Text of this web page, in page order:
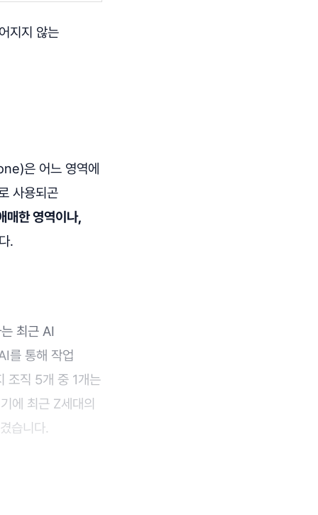
지지 않는
은 어느 영역에
사용되곤
매한 영역이나,
.
최근 AI
를 통해 작업
조직 5개 중 1개는
에 최근 Z세대의
습니다.